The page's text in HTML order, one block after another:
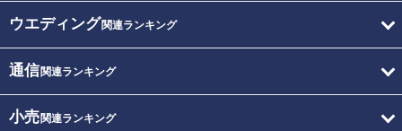
ウエディング関連ランキング
通信関連ランキング
小売関連ランキング